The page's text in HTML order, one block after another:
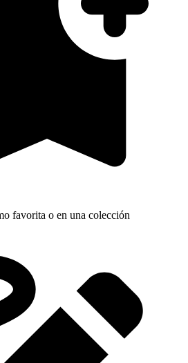
favorita o en una colección